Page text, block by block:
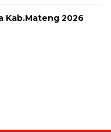
Kab.Mateng 2026